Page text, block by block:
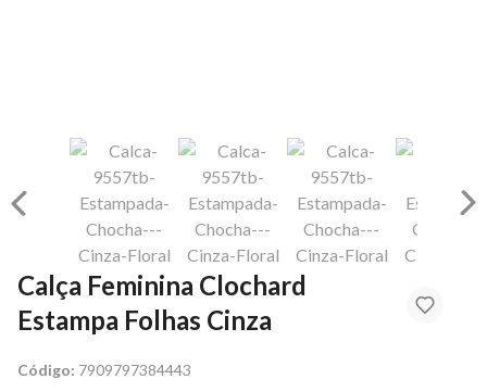
Calça Feminina Clochard
Estampa Folhas Cinza
Código: 7909797384443